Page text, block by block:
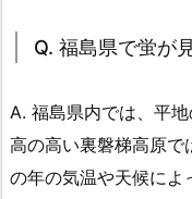
Q. 福島県で蛍が
A. 福島県内では、平
高の高い裏磐梯高原
の年の気温や天候によ